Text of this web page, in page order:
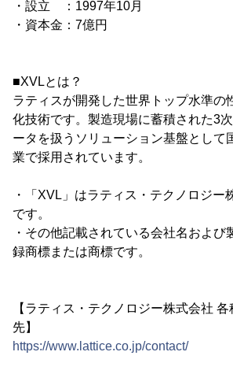
・設立 ：1997年10月
・資本金：7億円
■XVLとは？
ラティスが開発した世界トップ水準の
化技術です。製造現場に蓄積された3
ータを扱うソリューション基盤として
業で採用されています。
・「XVL」はラティス・テクノロジー
です。
・その他記載されている会社名および
録商標または商標です。
【ラティス・テクノロジー株式会社
先】
https://www.lattice.co.jp/contact/